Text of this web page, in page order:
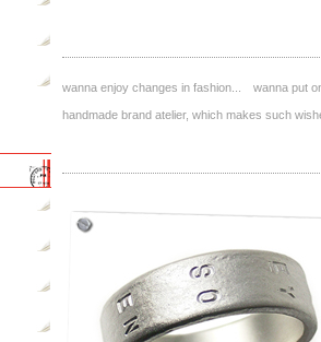
wanna enjoy changes in fashion... wanna put
handmade brand atelier, which makes such